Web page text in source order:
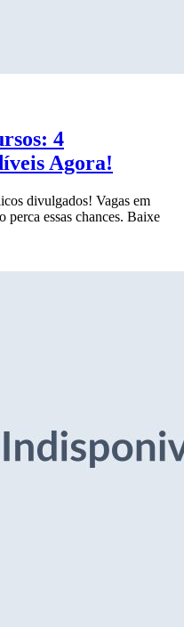
4
Agora!
divulgados! Vagas em
perca essas chances. Baixe